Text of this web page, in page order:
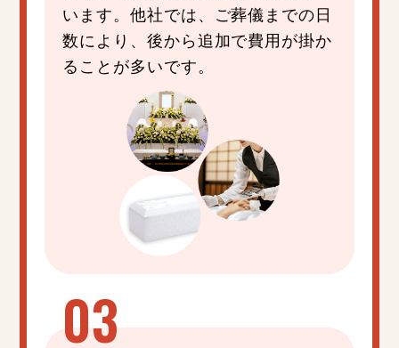
います。他社では、ご葬儀までの日
数により、後から追加で費用が掛か
ることが多いです。